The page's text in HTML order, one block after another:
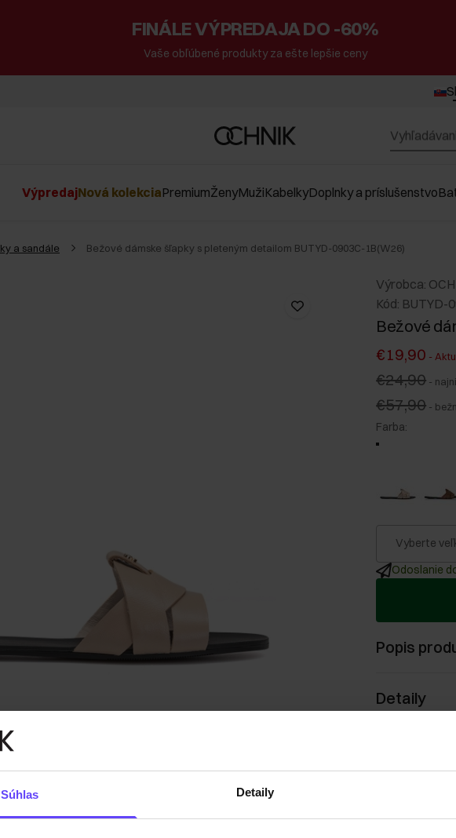
Súhlas Detaily
FINÁLE VÝPREDAJA DO -60%
Vaše obľúbené produkty za ešte lepšie ceny
VýpredajNová kolekciaPremiumŽenyMužiKabelkyDoplnky a príslušenstvo
a sandále Bežové dámske šľapky s pleteným detailom BUTYD-0903C-1B(W26)
Výrobca:
Kód: BUTYD-
Bežové
€19,90 -
€24,90 -
€57,90 -
Farba:
Vyberte
Odoslanie
Popis
Detaily